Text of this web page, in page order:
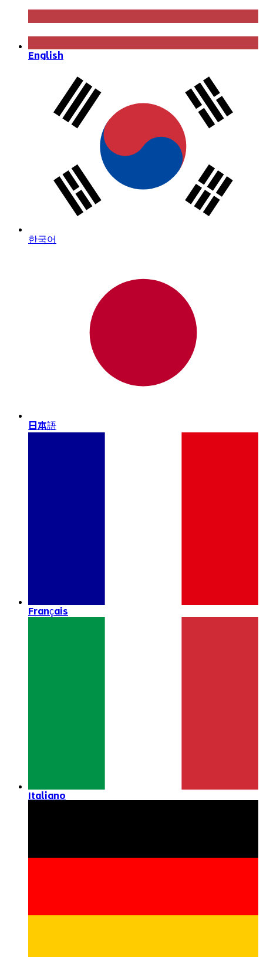
English
한국어
日本語
Français
Italiano